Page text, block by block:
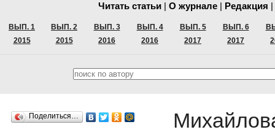
Читать статьи | О журнале | Редакция |
ВЫП. 1
2015
ВЫП. 2
2015
ВЫП. 3
2016
ВЫП. 4
2016
ВЫП. 5
2017
ВЫП. 6
2017
Поделиться…